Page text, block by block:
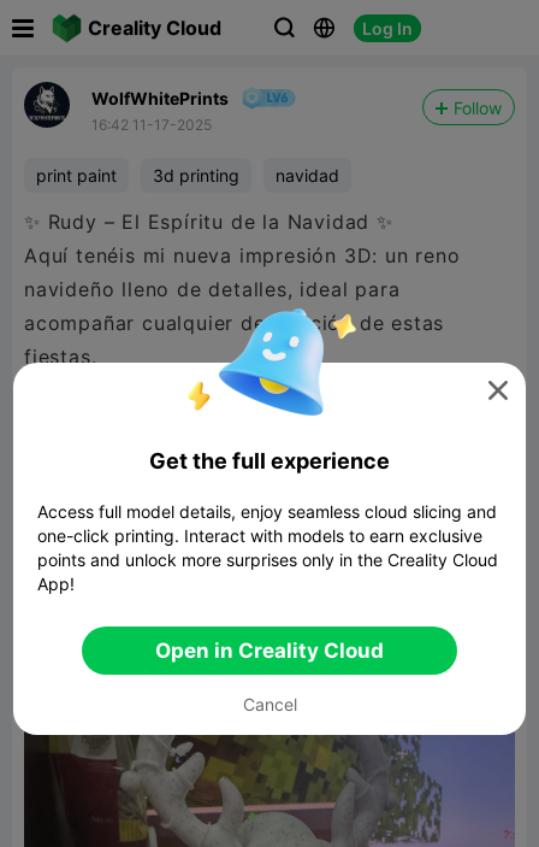
Creality Cloud   Log In
WolfWhitePrints
16:42 11-17-2025
Follow
print paint 3d printing navidad
✨ Rudy – El Espíritu de la Navidad ✨
Aquí tenéis mi nueva impresión 3D: un reno
navideño lleno de detalles, ideal para
acompañar cualquier decoración de estas
fiestas.
Impreso en mi ******** y preparado para
mi perfil.
¡Felices impresiones, makers! ❄🦌
— WolfWhitePrints

Get the full experience
Access full model details, enjoy seamless cloud slicing and
one-click printing. Interact with models to earn exclusive
points and unlock more surprises only in the Creality Cloud
App!
Open in Creality Cloud
Cancel